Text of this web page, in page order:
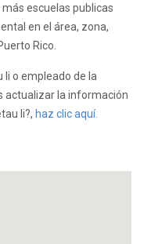
escuelas publicas
en el área, zona,
Rico.
Ii o empleado de la
actualizar la información
Ii?, haz clic aquí.